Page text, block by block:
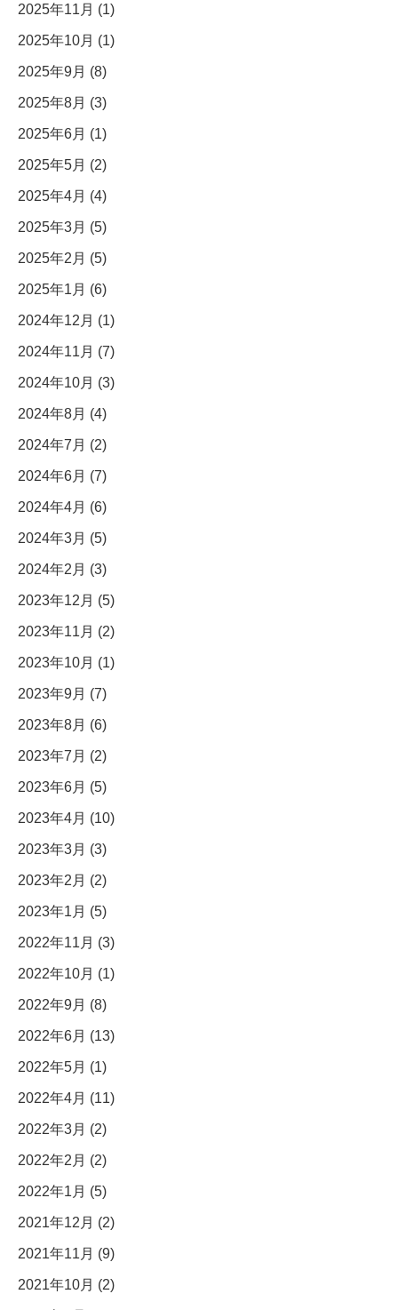
2025年11月 (1)
2025年10月 (1)
2025年9月 (8)
2025年8月 (3)
2025年6月 (1)
2025年5月 (2)
2025年4月 (4)
2025年3月 (5)
2025年2月 (5)
2025年1月 (6)
2024年12月 (1)
2024年11月 (7)
2024年10月 (3)
2024年8月 (4)
2024年7月 (2)
2024年6月 (7)
2024年4月 (6)
2024年3月 (5)
2024年2月 (3)
2023年12月 (5)
2023年11月 (2)
2023年10月 (1)
2023年9月 (7)
2023年8月 (6)
2023年7月 (2)
2023年6月 (5)
2023年4月 (10)
2023年3月 (3)
2023年2月 (2)
2023年1月 (5)
2022年11月 (3)
2022年10月 (1)
2022年9月 (8)
2022年6月 (13)
2022年5月 (1)
2022年4月 (11)
2022年3月 (2)
2022年2月 (2)
2022年1月 (5)
2021年12月 (2)
2021年11月 (9)
2021年10月 (2)